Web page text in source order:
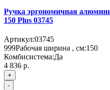
Ручка эргономичная
150 Plus 03745
Артикул:03745
999Рабочая ширина , см:150
Комбисистема:Да
4 836 р.
+
-